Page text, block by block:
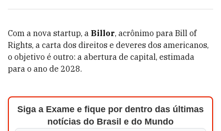
Com a nova startup, a Billor, acrônimo para Bill of
Rights, a carta dos direitos e deveres dos americanos,
o objetivo é outro: a abertura de capital, estimada
para o ano de 2028.
Siga a Exame e fique por dentro das últimas
notícias do Brasil e do Mundo